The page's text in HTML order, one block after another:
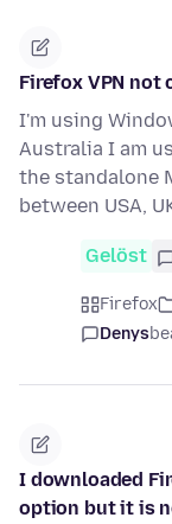
Firefox VPN not
I'm using
Australia I am
the standalone
between USA,
Gelöst
Firefox
Denys
I downloaded
option but it is